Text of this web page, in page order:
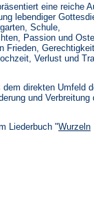
eine reiche
lebendiger
Schule,
Passion und
Frieden,
Verlust und
direkten Umfeld
und Verbreitung
Liederbuch "Wurzeln